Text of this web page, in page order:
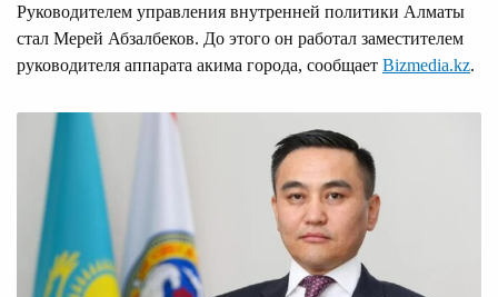
Руководителем управления внутренней политики Алматы
стал Мерей Абзалбеков. До этого он работал заместителем
руководителя аппарата акима города, сообщает Bizmedia.kz.